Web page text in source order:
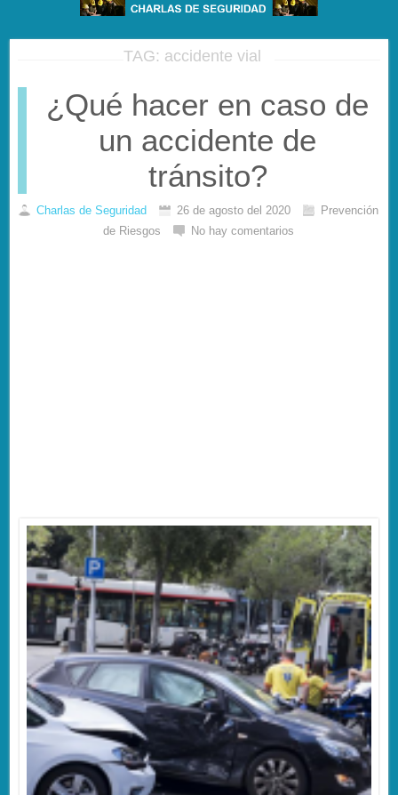
TAG: accidente vial
¿Qué hacer en caso de
un accidente de
tránsito?
Charlas de Seguridad 26 de agosto del 2020
Prevención
de Riesgos
No hay comentarios